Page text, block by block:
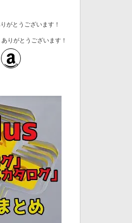
がとうございます！
りがとうございます！